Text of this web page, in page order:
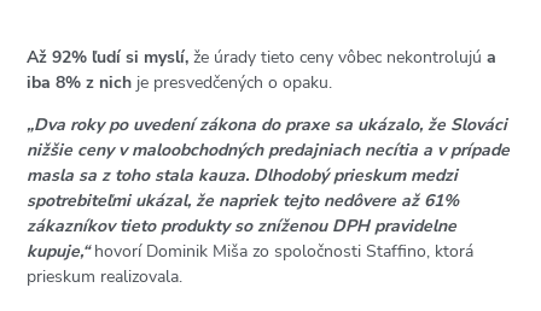
Až 92% ľudí si myslí, že úrady tieto ceny vôbec nekontrolujúa
iba 8% z nich je presvedčených o opaku.
„Dva roky po uvedení zákona do praxe sa ukázalo, že Slováci
nižšie ceny v maloobchodných predajniach necítia a v prípade
masla sa z toho stala kauza. Dlhodobý prieskum medzi
spotrebiteľmi ukázal, že napriek tejto nedôvere až 61%
zákazníkov tieto produkty so zníženou DPH pravidelne
kupuje,“hovorí Dominik Miša zo spoločnosti Staffino, ktorá
prieskum realizovala.